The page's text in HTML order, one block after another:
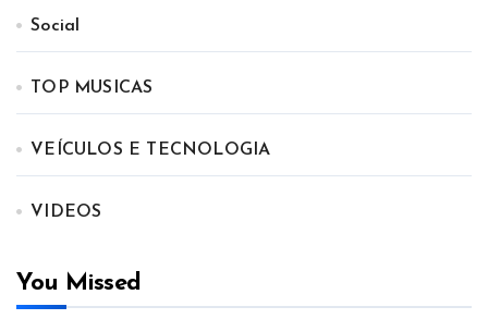
Social
TOP MUSICAS
VEÍCULOS E TECNOLOGIA
VIDEOS
You Missed